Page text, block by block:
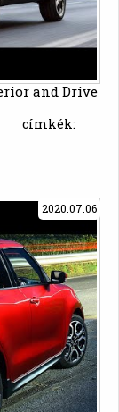
and Drive
címkék:
2020.07.06